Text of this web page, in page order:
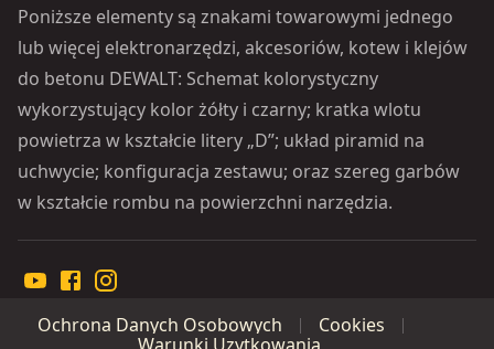
Poniższe elementy są znakami towarowymi jednego
lub więcej elektronarzędzi, akcesoriów, kotew i klejów
do betonu DEWALT: Schemat kolorystyczny
wykorzystujący kolor żółty i czarny; kratka wlotu
powietrza w kształcie litery „D”; układ piramid na
uchwycie; konfiguracja zestawu; oraz szereg garbów
w kształcie rombu na powierzchni narzędzia.
Ochrona Danych Osobowych
Cookies